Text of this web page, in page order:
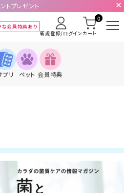
トプレゼント
な会員特典あり
新規登録/ログイン カート
0
プリ ペット 会員特典